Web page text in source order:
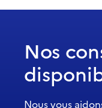
Nos
Nous vous